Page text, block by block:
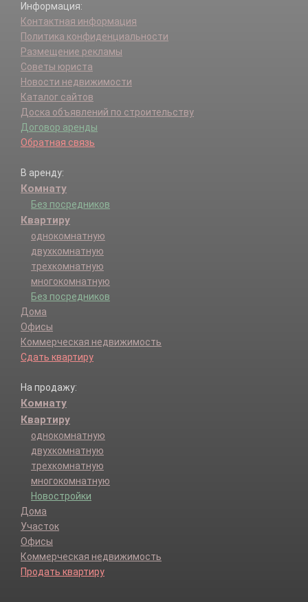
Информация:
Контактная информация
Политика конфиденциальности
Размещение рекламы
Советы юриста
Новости недвижимости
Каталог сайтов
Доска объявлений по строительству
Договор аренды
Обратная связь
В аренду:
Комнату
Без посредников
Квартиру
однокомнатную
двухкомнатную
трехкомнатную
многокомнатную
Без посредников
Дома
Офисы
Коммерческая недвижимость
Сдать квартиру
На продажу:
Комнату
Квартиру
однокомнатную
двухкомнатную
трехкомнатную
многокомнатную
Новостройки
Дома
Участок
Офисы
Коммерческая недвижимость
Продать квартиру